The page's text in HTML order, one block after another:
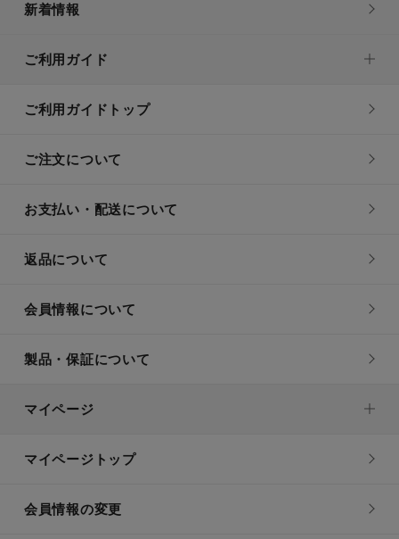
新着情報
ご利用ガイド
ご利用ガイドトップ
ご注文について
お支払い・配送について
返品について
会員情報について
製品・保証について
マイページ
マイページトップ
会員情報の変更